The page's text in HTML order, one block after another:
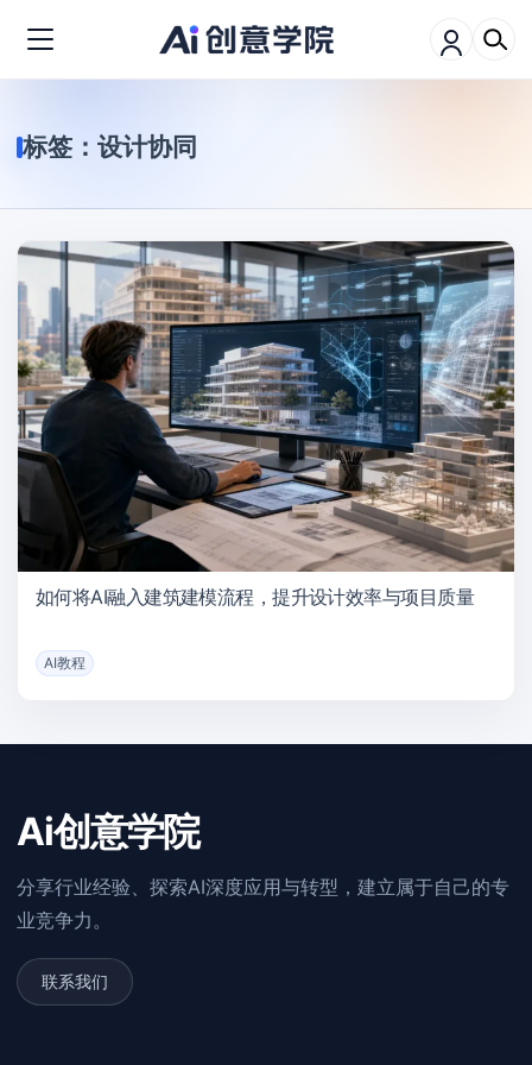
标签： 设计协同
如何将AI融入建筑建模流程，提升设计效率与项目质量
AI教程
Ai创意学院
分享行业经验、探索AI深度应用与转型，建立属于自己的专
业竞争力。
联系我们